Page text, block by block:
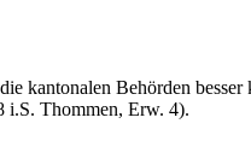
kantonalen Behörden
i.S. Thommen, Erw. 4).